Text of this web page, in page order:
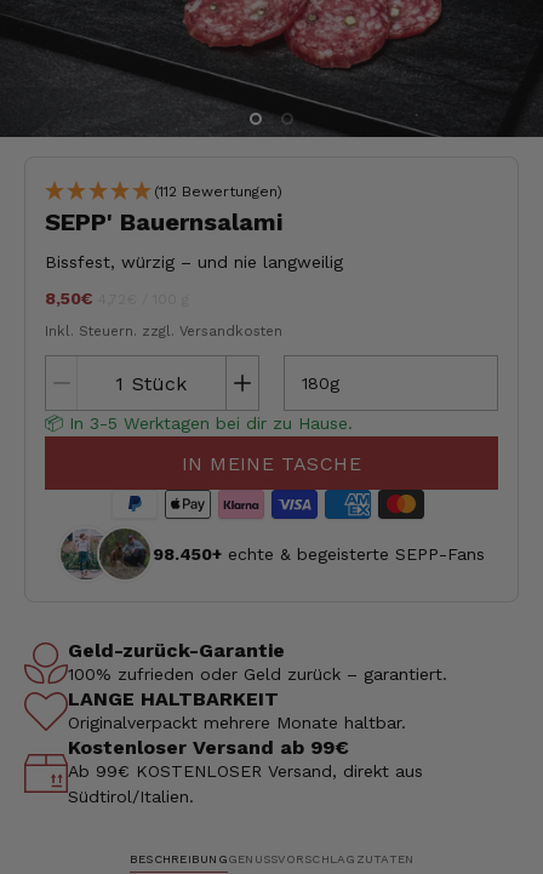
(112 Bewertungen)
SEPP' Bauernsalami
Bissfest, würzig – und nie langweilig
8,50€
Inkl. Steuern. zzgl. Versandkosten
Stück 180g
📦 In 3-5 Werktagen bei dir zu Hause.
IN MEINE TASCHE
98.450+ echte & begeisterte SEPP-Fans
Geld-zurück-Garantie
100% zufrieden oder Geld zurück – garantiert.
LANGE HALTBARKEIT
Originalverpackt mehrere Monate haltbar.
Kostenloser Versand ab 99€
Ab 99€ KOSTENLOSER Versand, direkt aus
Südtirol/Italien.
BESCHREIBUNGGENUSSVORSCHLAG ZUTATEN